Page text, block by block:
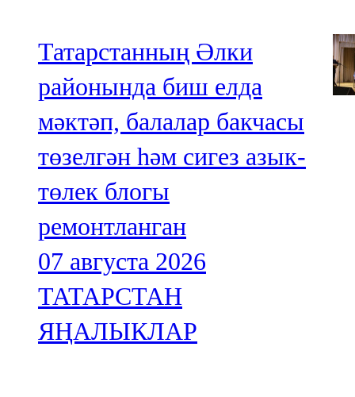
Татарстанның Әлки
районында биш елда
мәктәп, балалар бакчасы
төзелгән һәм сигез азык-
төлек блогы
ремонтланган
07 августа 2026
ТАТАРСТАН
ЯҢАЛЫКЛАР